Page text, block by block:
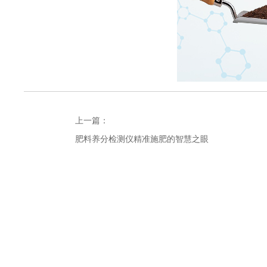
上一篇：
肥料养分检测仪精准施肥的智慧之眼